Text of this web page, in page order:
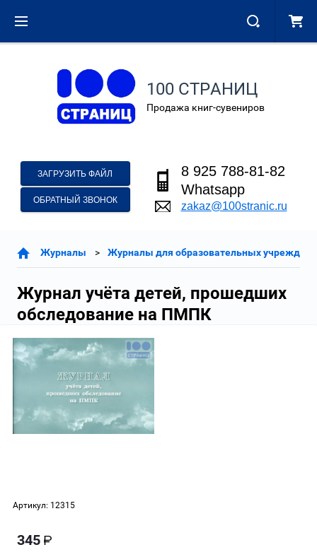
100 СТРАНИЦ
Продажа книг-сувениров
ЗАГРУЗИТЬ ФАЙЛ
ОБРАТНЫЙ ЗВОНОК
8 925 788-81-82
Whatsapp
zakaz@100stranic.ru
Журналы Журналы для образовательных
Журнал учёта детей, прошедших
обследование на ПМПК
Артикул: 12315
345